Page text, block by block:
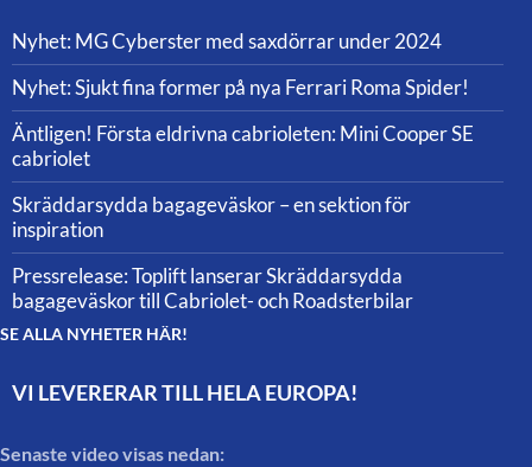
Nyhet: MG Cyberster med saxdörrar under 2024
Nyhet: Sjukt fina former på nya Ferrari Roma Spider!
Äntligen! Första eldrivna cabrioleten: Mini Cooper SE
cabriolet
Skräddarsydda bagageväskor – en sektion för
inspiration
Pressrelease: Toplift lanserar Skräddarsydda
bagageväskor till Cabriolet- och Roadsterbilar
SE ALLA NYHETER HÄR!
VI LEVERERAR TILL HELA EUROPA!
Senaste video visas nedan: